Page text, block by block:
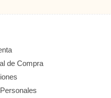
de Compra